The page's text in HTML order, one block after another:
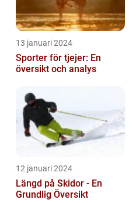
13 januari 2024
Sporter för tjejer: En
översikt och analys
12 januari 2024
Längd på Skidor - En
Grundlig Översikt